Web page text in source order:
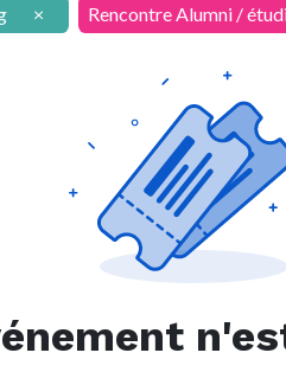
× Rencontre Alumni /